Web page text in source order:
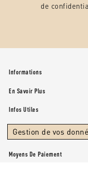
de
Informations
En Savoir Plus
Infos Utiles
Gestion de vos
Moyens De Paiement